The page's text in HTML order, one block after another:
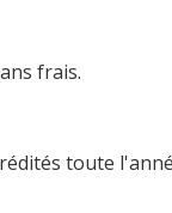
frais.
toute